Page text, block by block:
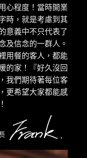
心程度！當時開業
時，就是考慮到其
意義中不只代表了
及信念的一群人。
用餐的客人，都能
的家！『好久沒回
我們期待著每位客
更希望大家都能感